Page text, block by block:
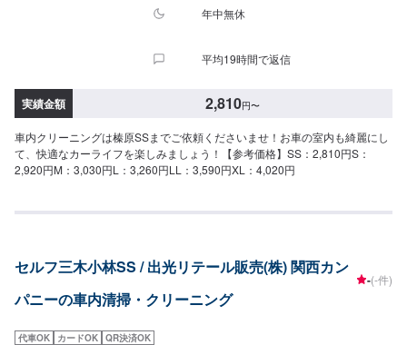
年中無休
平均19時間で返信
実績金額 2,810円〜
車内クリーニングは榛原SSまでご依頼くださいませ！お車の室内も綺麗にし
て、快適なカーライフを楽しみましょう！【参考価格】SS：2,810円S：
2,920円M：3,030円L：3,260円LL：3,590円XL：4,020円
セルフ三木小林SS / 出光リテール販売(株) 関西カン
パニーの車内清掃・クリーニング
-(-件)
代車OK カードOK QR決済OK